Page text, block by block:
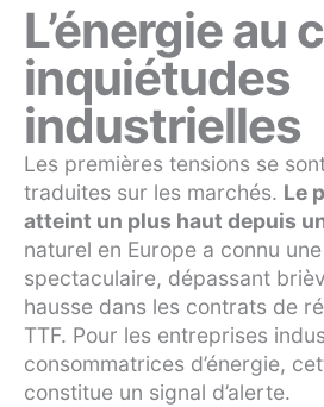
L’énergie au
inquiétudes
industrielles
Les premières tensions se
traduites sur les marchés. Le
atteint un plus haut depuis
naturel en Europe a connu
spectaculaire, dépassant
hausse dans les contrats de
TTF. Pour les entreprises
consommatrices d’énergie,
constitue un signal d’alerte.